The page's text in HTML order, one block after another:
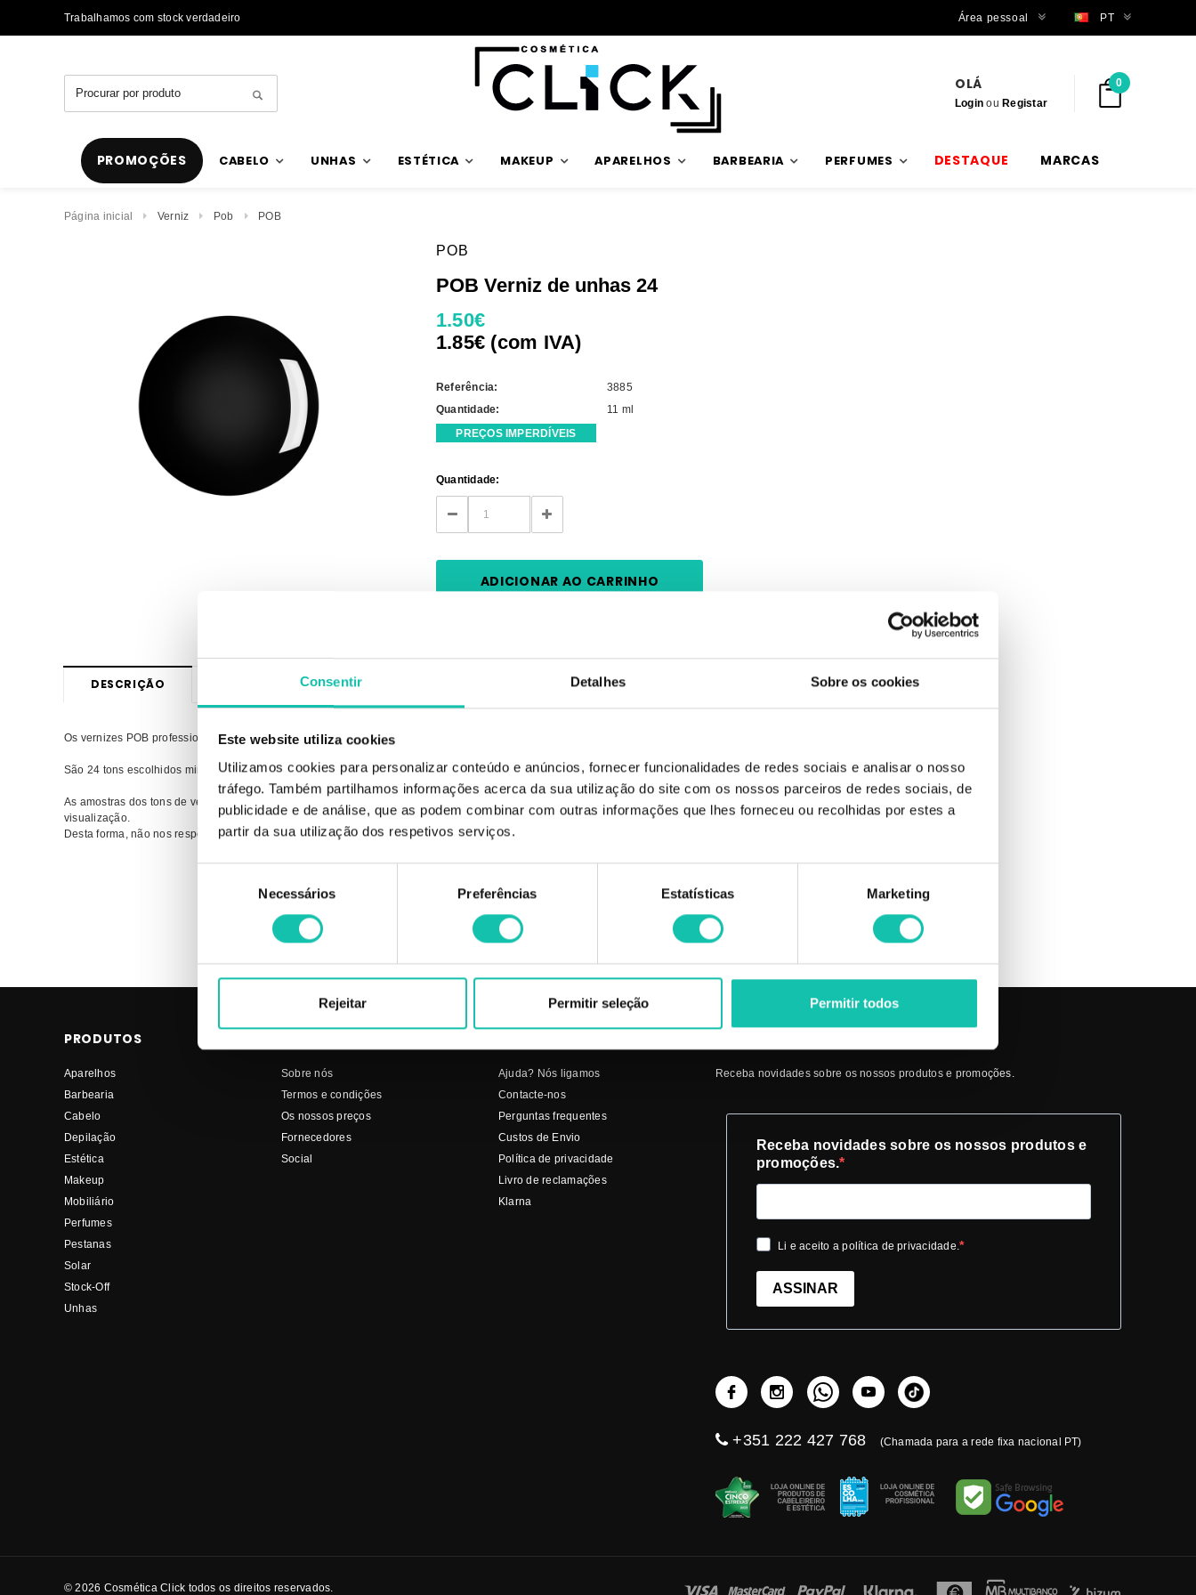
Consentir Detalhes Sobre os cookies
Este website utiliza cookies
Utilizamos cookies para personalizar conteúdo e anúncios, fornecer funcionalidades de redes sociais e analisar o nosso
tráfego. Também partilhamos informações acerca da sua utilização do site com os nossos parceiros de redes sociais, de
publicidade e de análise, que as podem combinar com outras informações que lhes forneceu ou recolhidas por estes a
partir da sua utilização dos respetivos serviços.
consentimento
Necessários Preferências Estatísticas Marketing
Rejeitar Permitir seleção Permitir todos
Trabalhamos com stock verdadeiro Trabalhamos com stock verdadeiro
Área pessoal PT
OLÁ
Login ouRegistar
0
PROMOÇÕES CABELO UNHAS ESTÉTICA MAKEUP APARELHOS BARBEARIA PERFUMES DESTAQUE MARCAS
Página inicial Verniz Pob POB
POB
POB Verniz de unhas 24
1.50€
1.85€ (com IVA)
Referência:
3885
Quantidade:
11 ml
PREÇOS IMPERDÍVEIS
Current
Stock:
Quantidade:
DECREASE
QUANTITY:
INCREASE
QUANTITY:
DESCRIÇÃO
Os vernizes POB professional em formato 11ml obedecem às maiores exigências, oferecendo produtos de elevada qualidade.
São 24 tons escolhidos minuciosamente. Podemos afirmar que as suas cores são as mais in do momento da moda, hipoalergénicos e cremosos.
As amostras dos tons de verniz são meramente indicadoras, uma vez que as mesmas podem variar consoante o ecrã de computador usado para a sua
visualização.
Desta forma, não nos responsabilizamos por eventuais variações de cor que possam surgir.
PRODUTOS
Aparelhos
Barbearia
Cabelo
Depilação
Estética
Makeup
Mobiliário
Perfumes
Pestanas
Solar
Stock-Off
Unhas
Sobre nós
Termos e condições
Os nossos preços
Fornecedores
Social
Ajuda? Nós ligamos
Contacte-nos
Perguntas frequentes
Custos de Envio
Política de privacidade
Livro de reclamações
Klarna
Receba novidades sobre os nossos produtos e promoções.
Receba novidades sobre os nossos produtos e
promoções.
Li e aceito a política de privacidade.
ASSINAR
+351 222 427 768 (Chamada para a rede fixa nacional PT)
© 2026 Cosmética Click todos os direitos reservados.